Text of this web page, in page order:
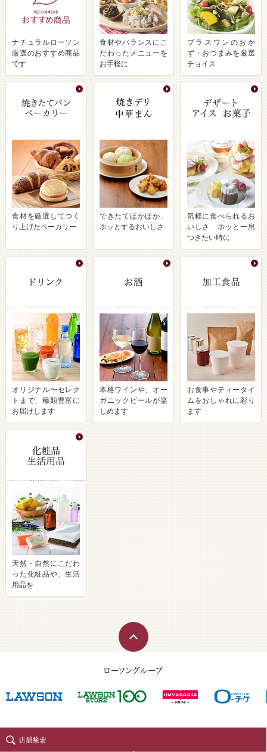
ナチュラルローソン
厳選のおすすめ商品
です
食材やバランスにこ
だわったメニューを
お手軽に
プラスワンのおか
ず・おつまみを厳選
チョイス
食材を厳選してつく
り上げたベーカリー
できたてほかほか、
ホッとするおいしさ
気軽に食べられるお
いしさ ホッと一息
つきたい時に
オリジナル〜セレク
トまで、種類豊富に
お届けします
本格ワインや、オー
ガニックビールが楽
しめます
お食事やティータイ
ムをおしゃれに彩り
ます
天然・自然にこだわ
った化粧品や、生活
用品を